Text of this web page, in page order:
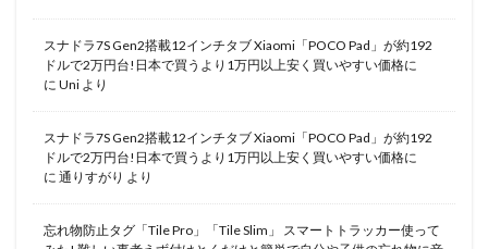
スナドラ7S Gen2搭載12インチタブ Xiaomi「POCO Pad」が約192
ドルで2万円台!日本で買うより1万円以上安く買いやすい価格に
に Uni より
スナドラ7S Gen2搭載12インチタブ Xiaomi「POCO Pad」が約192
ドルで2万円台!日本で買うより1万円以上安く買いやすい価格に
に 通りすがり より
忘れ物防止タグ「Tile Pro」「Tile Slim」 スマートトラッカー使って